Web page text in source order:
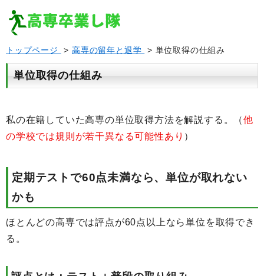
トップページ >高専の留年と退学 > 単位取得の仕組み
単位取得の仕組み
私の在籍していた高専の単位取得方法を解説する。（他
の学校では規則が若干異なる可能性あり ）
定期テストで60点未満なら、単位が取れない
かも
ほとんどの高専では評点が60点以上なら単位を取得でき
る。